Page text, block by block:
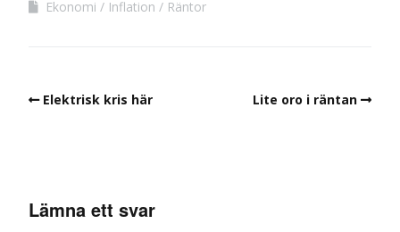
Ekonomi Inflation Räntor
Elektrisk kris här Lite oro i räntan
Lämna ett svar